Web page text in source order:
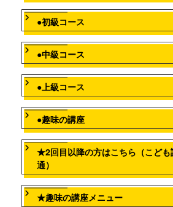
●初級コース
●中級コース
●上級コース
●趣味の講座
★2回目以降の方はこちら（こども
通）
★趣味の講座メニュー